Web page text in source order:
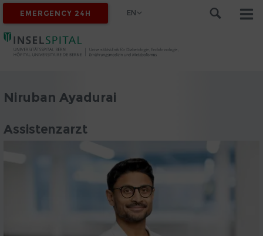
EMERGENCY 24H EN
Niruban Ayadurai
Assistenzarzt